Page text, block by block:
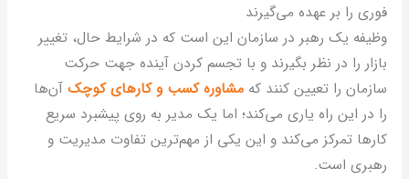
را بر عهده می‌گیرند
یک رهبر در سازمان این است که در شرایط حال، تغییر
را در نظر بگیرند و با تجسم کردن آینده جهت حرکت
را تعیین کنند کهمشاوره کسب و کار‌های کوچکآن‌ها
در این راه یاری می‌کند؛ اما یک مدیر به روی پیشبرد سریع
تمرکز می‌کند و این یکی از مهم‌ترین تفاوت مدیریت و
است.